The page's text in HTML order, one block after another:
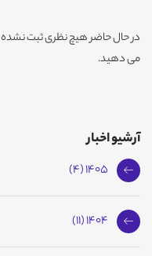
در حال حاضر هیچ نظری ثبت نشده
می دهید.
آرشیو اخبار
1405 (4)
1404 (11)